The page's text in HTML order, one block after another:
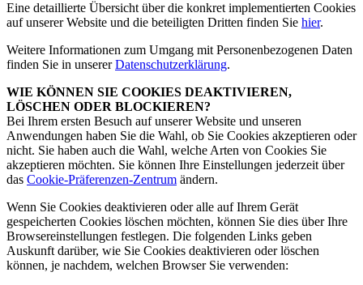
Eine detaillierte Übersicht über die konkret implementierten Cookies
auf unserer Website und die beteiligten Dritten finden Sie hier.
Weitere Informationen zum Umgang mit Personenbezogenen Daten
finden Sie in unsererDatenschutzerklärung.
WIE KÖNNEN SIE COOKIES DEAKTIVIEREN,
LÖSCHEN ODER BLOCKIEREN?
Bei Ihrem ersten Besuch auf unserer Website und unseren
Anwendungen haben Sie die Wahl, ob Sie Cookies akzeptieren oder
nicht. Sie haben auch die Wahl, welche Arten von Cookies Sie
akzeptieren möchten. Sie können Ihre Einstellungen jederzeit über
das Cookie-Präferenzen-Zentrum ändern.
Wenn Sie Cookies deaktivieren oder alle auf Ihrem Gerät
gespeicherten Cookies löschen möchten, können Sie dies über Ihre
Browsereinstellungen festlegen. Die folgenden Links geben
Auskunft darüber, wie Sie Cookies deaktivieren oder löschen
können, je nachdem, welchen Browser Sie verwenden: